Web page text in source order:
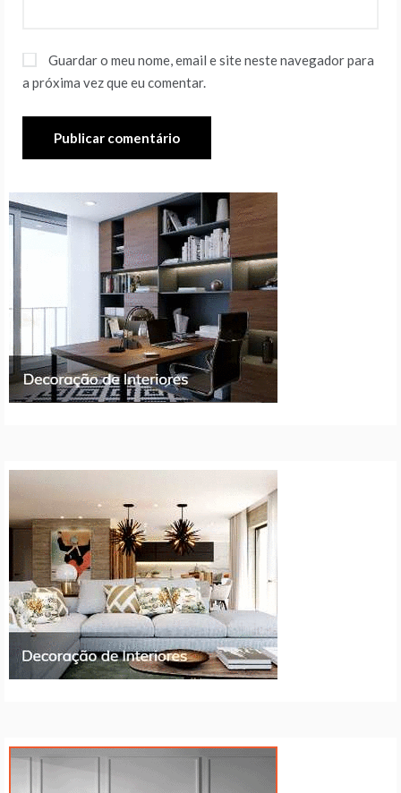
Guardar o meu nome, email e site neste navegador para
a próxima vez que eu comentar.